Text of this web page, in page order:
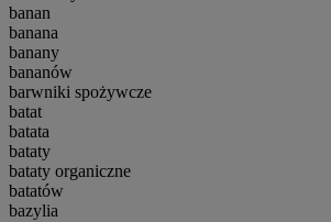
banan
banana
banany
bananów
barwniki spożywcze
batat
batata
bataty
bataty organiczne
batatów
bazylia